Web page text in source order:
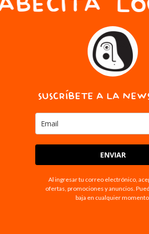
SUSCRÍBETE A LA
ENVIAR
Al ingresar tu correo electrónico,
ofertas, promociones y anuncios.
baja en cualquier